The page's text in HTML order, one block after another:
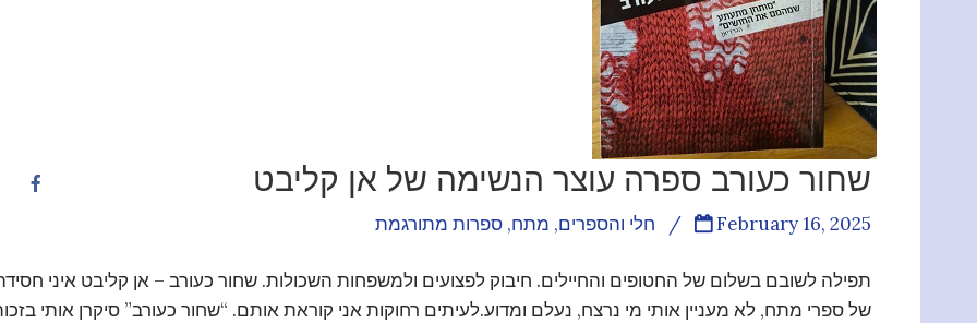
שחור כעורב ספרה עוצר הנשימה של אן קליבט
חלי והספרים, מתח,ספרות מתורגמת / February 16, 2025
תפילה לשובם בשלום של החטופים והחיילים. חיבוק לפצועים ולמשפחות השכולות. שחור כעורב – אן קליבט איני
של ספרי מתח, לא מעניין אותי מי נרצח, נעלם ומדוע.לעיתים רחוקות אני קוראת אותם. “שחור כעורב” סיקרן אותי